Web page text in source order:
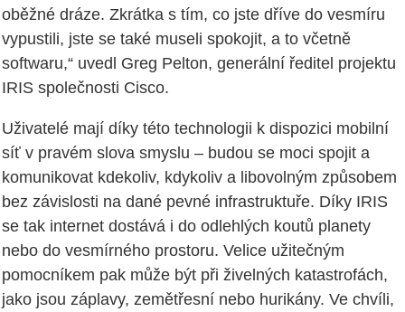
oběžné dráze. Zkrátka s tím, co jste dříve do vesmíru
vypustili, jste se také museli spokojit, a to včetně
softwaru,“ uvedl Greg Pelton, generální ředitel projektu
IRIS společnosti Cisco.
Uživatelé mají díky této technologii k dispozici mobilní
síť v pravém slova smyslu – budou se moci spojit a
komunikovat kdekoliv, kdykoliv a libovolným způsobem
bez závislosti na dané pevné infrastruktuře. Díky IRIS
se tak internet dostává i do odlehlých koutů planety
nebo do vesmírného prostoru. Velice užitečným
pomocníkem pak může být při živelných katastrofách,
jako jsou záplavy, zemětřesní nebo hurikány. Ve chvíli,